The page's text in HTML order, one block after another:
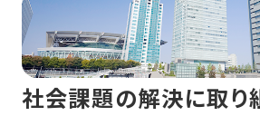
社会課題の解決に取り